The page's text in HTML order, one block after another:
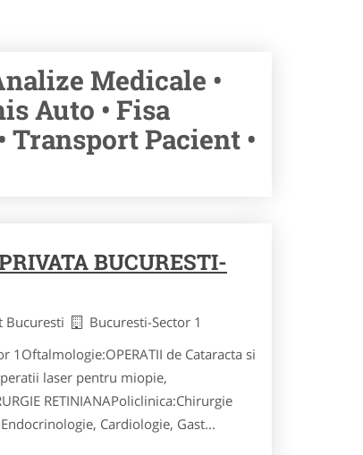
Medicale •
Auto • Fisa
Pacient •
BUCURESTI-
Bucuresti
Bucuresti-Sector 1
1Oftalmologie:OPERATII de Cataracta si
laser pentru miopie,
RETINIANAPoliclinica:Chirurgie
Cardiologie, Gast...